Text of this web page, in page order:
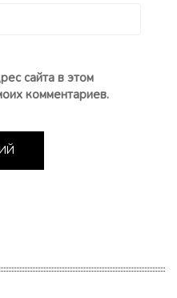
сайта в этом
комментариев.